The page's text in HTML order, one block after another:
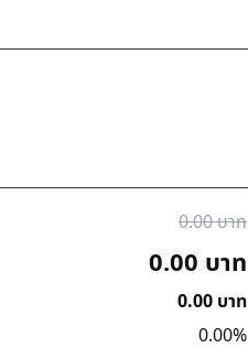
0.00 บาท
0.00 บาท
0.00 บาท
0.00%